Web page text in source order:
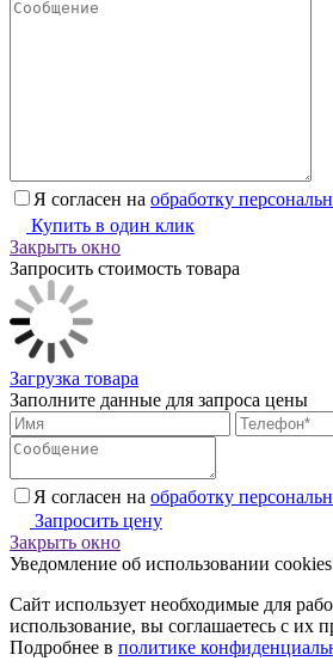
Я согласен на обработку
Купить в один клик
Закрыть окно
Запросить стоимость товара
Загрузка товара
Заполните данные для запроса цены
Я согласен на обработку
Запросить цену
Закрыть окно
Уведомление об использовании cookies
Сайт использует необходимые для
использование, вы соглашаетесь с их
Подробнее в политике